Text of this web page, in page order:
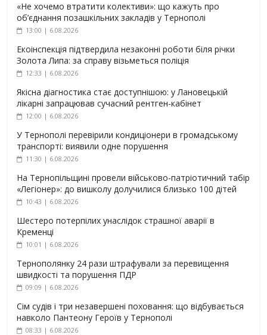
«Не хочемо втратити колективи»: що кажуть про
об’єднання позашкільних закладів у Тернополі
13:00 | 6.08.2026
Екоінспекція підтвердила незаконні роботи біля річки
Золота Липа: за справу візьметься поліція
12:33 | 6.08.2026
Якісна діагностика стає доступнішою: у Лановецькій
лікарні запрацював сучасний рентген-кабінет
12:00 | 6.08.2026
У Тернополі перевірили кондиціонери в громадському
транспорті: виявили одне порушення
11:30 | 6.08.2026
На Тернопільщині провели військово-патріотичний табір
«Легіонер»: до вишколу долучилися близько 100 дітей
10:43 | 6.08.2026
Шестеро потерпілих унаслідок страшної аварії в
Кременці
10:01 | 6.08.2026
Тернополянку 24 рази штрафували за перевищення
швидкості та порушення ПДР
09:09 | 6.08.2026
Сім судів і три незавершені поховання: що відбувається
навколо Пантеону Героїв у Тернополі
08:33 | 6.08.2026